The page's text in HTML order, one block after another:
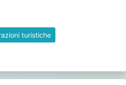
turistiche